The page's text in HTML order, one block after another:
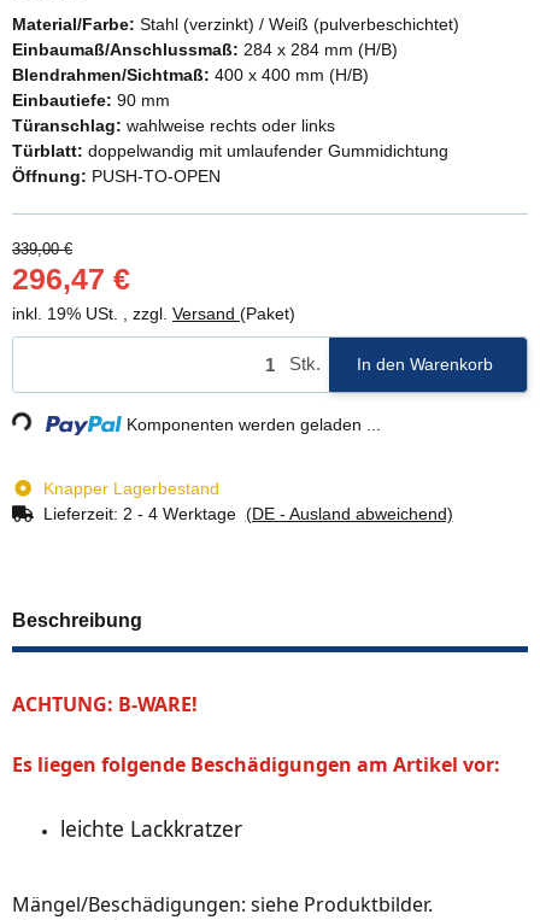
Material/Farbe: Stahl (verzinkt) / Weiß (pulverbeschichtet)
Einbaumaß/Anschlussmaß: 284 x 284 mm (H/B)
Blendrahmen/Sichtmaß: 400 x 400 mm (H/B)
Einbautiefe: 90 mm
Türanschlag: wahlweise rechts oder links
Türblatt: doppelwandig mit umlaufender Gummidichtung
Öffnung: PUSH-TO-OPEN
339,00 €
296,47 €
inkl. 19% USt. , zzgl. Versand (Paket)
Stk. In den Warenkorb
Komponenten werden geladen ...
Knapper Lagerbestand
Lieferzeit: 2 - 4 Werktage (DE - Ausland abweichend)
Beschreibung
ACHTUNG: B-WARE!
Es liegen folgende Beschädigungen am Artikel vor:
leichte Lackkratzer
Mängel/Beschädigungen: siehe Produktbilder.